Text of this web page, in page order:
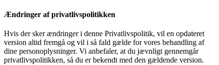
Ændringer af privatlivspolitikken
Hvis der sker ændringer i denne Privatlivspolitik, vil en opdateret
version altid fremgå og vil i så fald gælde for vores behandling af
dine personoplysninger. Vi anbefaler, at du jævnligt gennemgår
privatlivspolitikken, så du er bekendt med den gældende version.